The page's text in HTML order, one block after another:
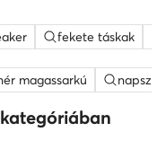
fekete táskak
magassarkú